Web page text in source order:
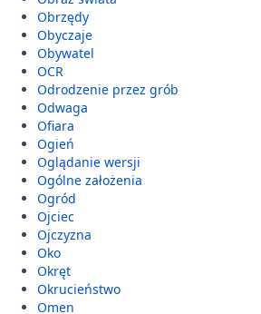
Obrzędy
Obyczaje
Obywatel
OCR
Odrodzenie przez grób
Odwaga
Ofiara
Ogień
Oglądanie wersji
Ogólne założenia
Ogród
Ojciec
Ojczyzna
Oko
Okręt
Okrucieństwo
Omen